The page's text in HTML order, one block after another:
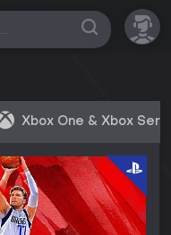
Xbox One & Xbox